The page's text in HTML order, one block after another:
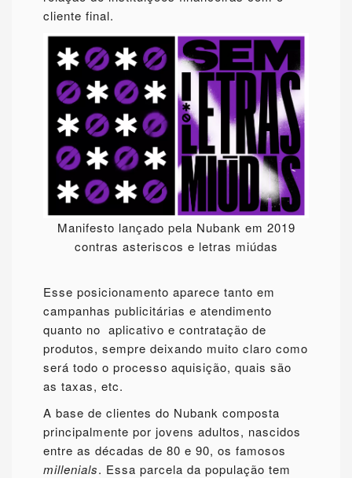
cliente final.
Manifesto lançado pela Nubank em 2019
contras asteriscos e letras miúdas
Esse posicionamento aparece tanto em
campanhas publicitárias e atendimento
quanto no aplicativo e contratação de
produtos, sempre deixando muito claro como
será todo o processo aquisição, quais são
as taxas, etc.
A base de clientes do Nubank composta
principalmente por jovens adultos, nascidos
entre as décadas de 80 e 90, os famosos
millenials. Essa parcela da população tem